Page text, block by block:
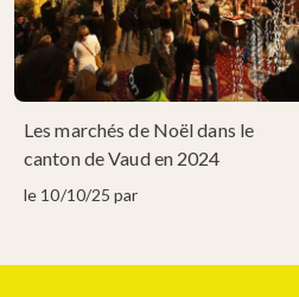
Les marchés de Noël dans le
canton de Vaud en 2024
le 10/10/25 par